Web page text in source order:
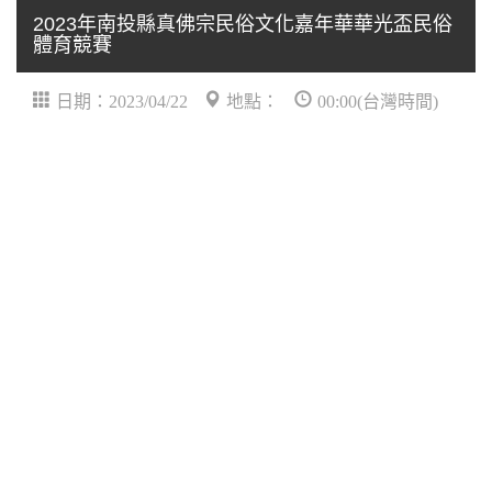
2023年南投縣真佛宗民俗文化嘉年華華光盃民俗
體育競賽
日期：2023/04/22 地點： 00:00(台灣時間)